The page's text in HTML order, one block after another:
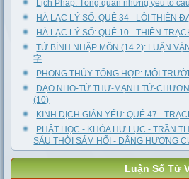
Lịch Pháp: Tổng quan những yếu tố
HÀ LẠC LÝ SỐ: QUẺ 34 - LÔI THIÊN
HÀ LẠC LÝ SỐ: QUẺ 10 - THIÊN
TỬ BÌNH NHẬP MÔN (14.2): LUẬN
字
PHONG THỦY TỔNG HỢP: MÔI
ĐẠO NHO-TỨ THƯ-MẠNH TỬ-
(10)
KINH DỊCH GIẢN YẾU: QUẺ 47 -
PHẬT HỌC - KHÓA HƯ LỤC - TRẦN
SÁU THỜI SÁM HỐI - DÂNG HƯƠNG
Luận Số Tử